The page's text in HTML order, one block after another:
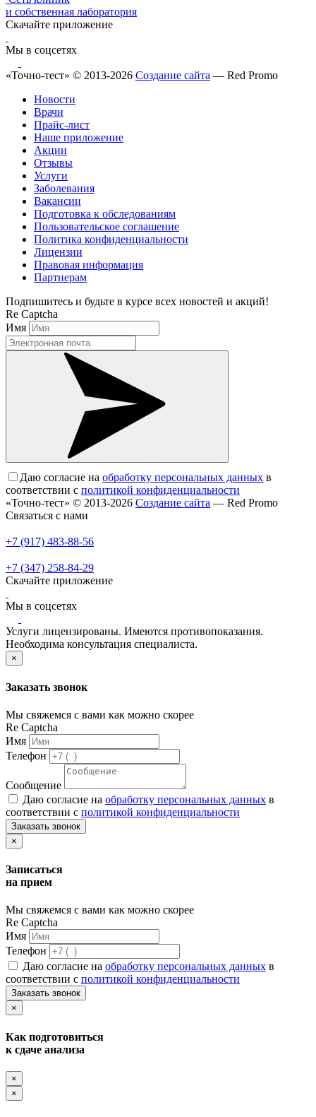
и собственная лаборатория
Скачайте приложение
Мы в соцсетях
«Точно-тест» © 2013-2026 Создание сайта — Red Promo
Новости
Врачи
Прайс-лист
Наше приложение
Акции
Отзывы
Услуги
Заболевания
Вакансии
Подготовка к обследованиям
Пользовательское соглашение
Политика конфиденциальности
Лицензии
Правовая информация
Партнерам
Подпишитесь и будьте в курсе всех новостей и акций!
Re Captcha
Имя
Даю согласие на обработку персональных данных в
соответствии с политикой конфиденциальности
«Точно-тест» © 2013-2026 Создание сайта — Red Promo
Связаться с нами
+7 (917) 483-88-56
+7 (347) 258-84-29
Скачайте приложение
Мы в соцсетях
Услуги лицензированы. Имеются противопоказания.
Необходима консультация специалиста.
×
Заказать звонок
Мы свяжемся с вами как можно скорее
Re Captcha
Имя
Телефон
Сообщение
Даю согласие на обработку персональных данных в
соответствии с политикой конфиденциальности
Заказать звонок
×
Записаться
на прием
Мы свяжемся с вами как можно скорее
Re Captcha
Имя
Телефон
Даю согласие на обработку персональных данных в
соответствии с политикой конфиденциальности
Заказать звонок
×
Как подготовиться
к сдаче анализа
×
×